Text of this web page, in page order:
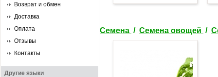
Возврат и обмен
Доставка
Оплата
Отзывы
Контакты
Другие языки
Семена / Семена овощей /